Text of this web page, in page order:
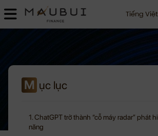
Tiếng Việt
M ục lục
1. ChatGPT trở thành “cỗ máy radar” phát
năng